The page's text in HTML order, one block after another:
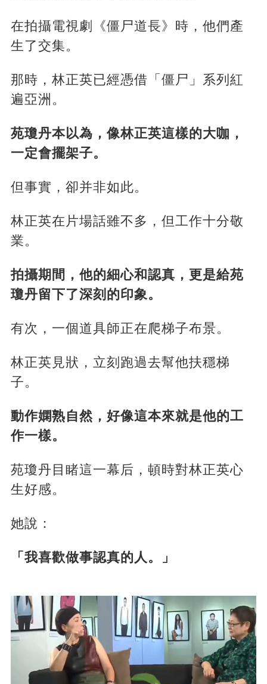
在拍攝電視劇《僵尸道長》時，他們產
生了交集。
那時，林正英已經憑借「僵尸」系列紅
遍亞洲。
苑瓊丹本以為，像林正英這樣的大咖，
一定會擺架子。
但事實，卻并非如此。
林正英在片場話雖不多，但工作十分敬
業。
拍攝期間，他的細心和認真，更是給苑
瓊丹留下了深刻的印象。
有次，一個道具師正在爬梯子布景。
林正英見狀，立刻跑過去幫他扶穩梯
子。
動作嫻熟自然，好像這本來就是他的工
作一樣。
苑瓊丹目睹這一幕后，頓時對林正英心
生好感。
她說：
「我喜歡做事認真的人。」